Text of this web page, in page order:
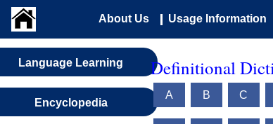
About Us Usage Information
Language Learning
Encyclopedia
Definitional
A B C